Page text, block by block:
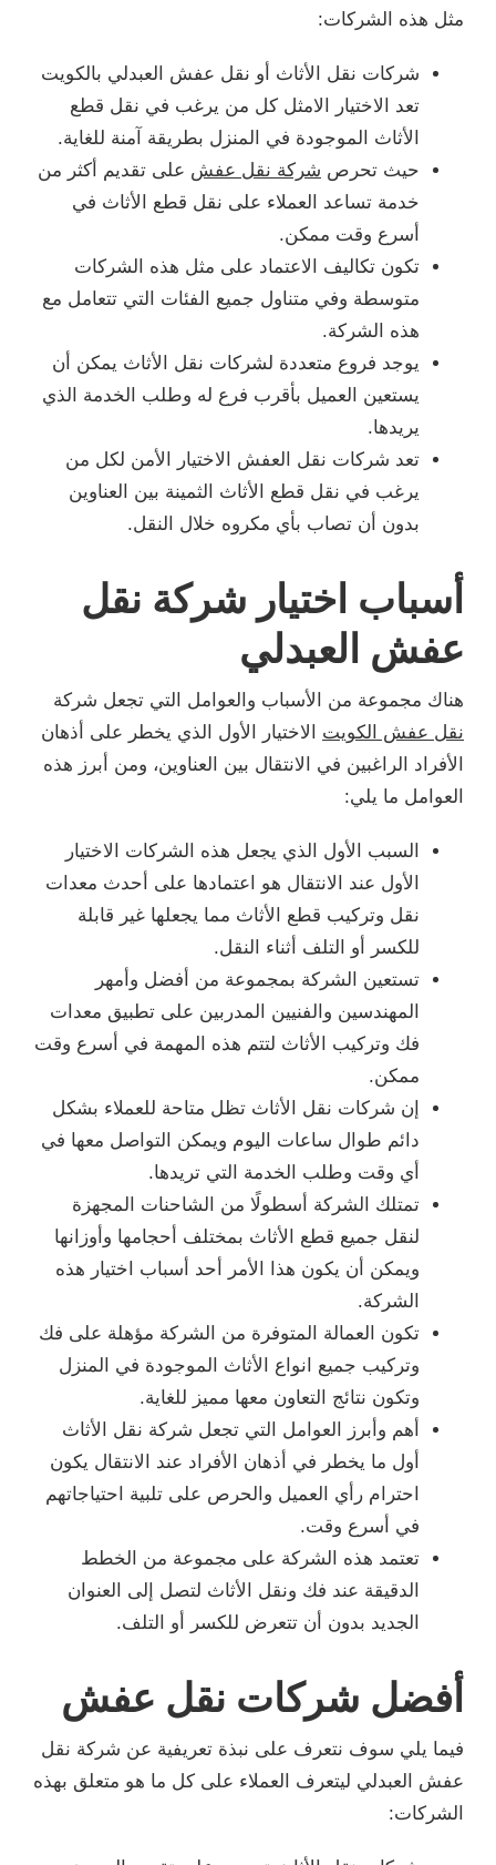
مثل هذه الشركات:
شركات نقل الأثاث أو نقل عفش العبدلي بالكويت
تعد الاختيار الامثل كل من يرغب في نقل قطع
الأثاث الموجودة في المنزل بطريقة آمنة للغاية.
حيث تحرص شركة نقل عفش على تقديم أكثر من
خدمة تساعد العملاء على نقل قطع الأثاث في
أسرع وقت ممكن.
تكون تكاليف الاعتماد على مثل هذه الشركات
متوسطة وفي متناول جميع الفئات التي تتعامل مع
هذه الشركة.
يوجد فروع متعددة لشركات نقل الأثاث يمكن أن
يستعين العميل بأقرب فرع له وطلب الخدمة الذي
يريدها.
تعد شركات نقل العفش الاختيار الأمن لكل من
يرغب في نقل قطع الأثاث الثمينة بين العناوين
بدون أن تصاب بأي مكروه خلال النقل.
أسباب اختيار شركة نقل
عفش العبدلي
هناك مجموعة من الأسباب والعوامل التي تجعل شركة
نقل عفش الكويت الاختيار الأول الذي يخطر على أذهان
الأفراد الراغبين في الانتقال بين العناوين، ومن أبرز هذه
العوامل ما يلي:
السبب الأول الذي يجعل هذه الشركات الاختيار
الأول عند الانتقال هو اعتمادها على أحدث معدات
نقل وتركيب قطع الأثاث مما يجعلها غير قابلة
للكسر أو التلف أثناء النقل.
تستعين الشركة بمجموعة من أفضل وأمهر
المهندسين والفنيين المدربين على تطبيق معدات
فك وتركيب الأثاث لتتم هذه المهمة في أسرع وقت
ممكن.
إن شركات نقل الأثاث تظل متاحة للعملاء بشكل
دائم طوال ساعات اليوم ويمكن التواصل معها في
أي وقت وطلب الخدمة التي تريدها.
تمتلك الشركة أسطولًا من الشاحنات المجهزة
لنقل جميع قطع الأثاث بمختلف أحجامها وأوزانها
ويمكن أن يكون هذا الأمر أحد أسباب اختيار هذه
الشركة.
تكون العمالة المتوفرة من الشركة مؤهلة على فك
وتركيب جميع انواع الأثاث الموجودة في المنزل
وتكون نتائج التعاون معها مميز للغاية.
أهم وأبرز العوامل التي تجعل شركة نقل الأثاث
أول ما يخطر في أذهان الأفراد عند الانتقال يكون
احترام رأي العميل والحرص على تلبية احتياجاتهم
في أسرع وقت.
تعتمد هذه الشركة على مجموعة من الخطط
الدقيقة عند فك ونقل الأثاث لتصل إلى العنوان
الجديد بدون أن تتعرض للكسر أو التلف.
أفضل شركات نقل عفش
فيما يلي سوف نتعرف على نبذة تعريفية عن شركة نقل
عفش العبدلي ليتعرف العملاء على كل ما هو متعلق بهذه
الشركات: